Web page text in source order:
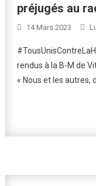
préjugés au
14 Mars 2023
rendus à la B-M de
« Nous et les autres,